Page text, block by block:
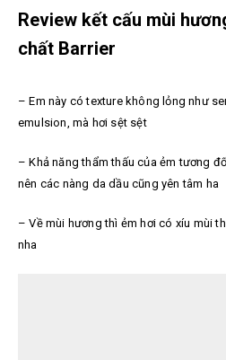
Review kết cấu mùi
chất Barrier
– Em này có texture không lỏng như
emulsion, mà hơi sệt sệt
– Khả năng thẩm thấu của ẻm tương
nên các nàng da dầu cũng yên tâm ha
– Về mùi hương thì ẻm hơi có xíu mùi
nha